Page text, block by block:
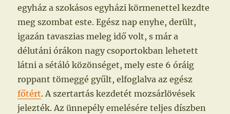
egyház a szokásos egyházi körmenettel kezdte
meg szombat este. Egész nap enyhe, derült,
igazán tavaszias meleg idő volt, s már a
délutáni órákon nagy csoportokban lehetett
látni a sétáló közönséget, mely este 6 óráig
roppant tömeggé gyűlt, elfoglalva az egész
főtért. A szertartás kezdetét mozsárlövések
jelezték. Az ünnepély emelésére teljes díszben